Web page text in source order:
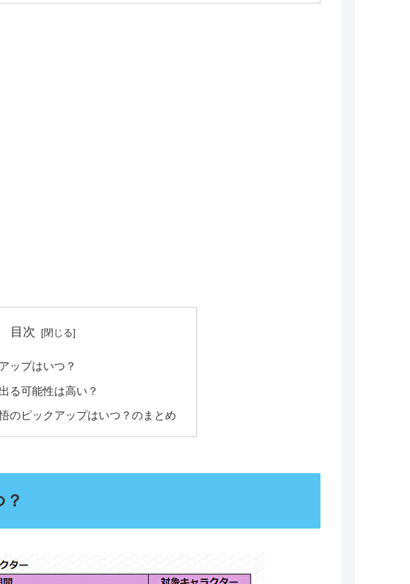
目次
ップはいつ？
る可能性は高い？
のピックアップはいつ？のまとめ